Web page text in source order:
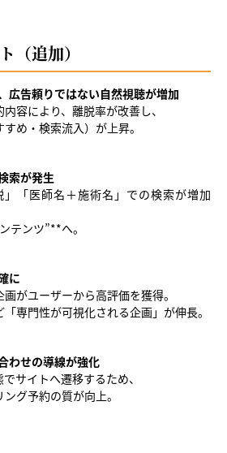
（追加）
広告頼りではない自然視聴が増加
容により、離脱率が改善し、
め・検索流入）が上昇。
索が発生
「医師名＋施術名」での検索が増加
テンツ”**へ。
に
がユーザーから高評価を獲得。
専門性が可視化される企画」が伸長。
せの導線が強化
サイトへ遷移するため、
グ予約の質が向上。